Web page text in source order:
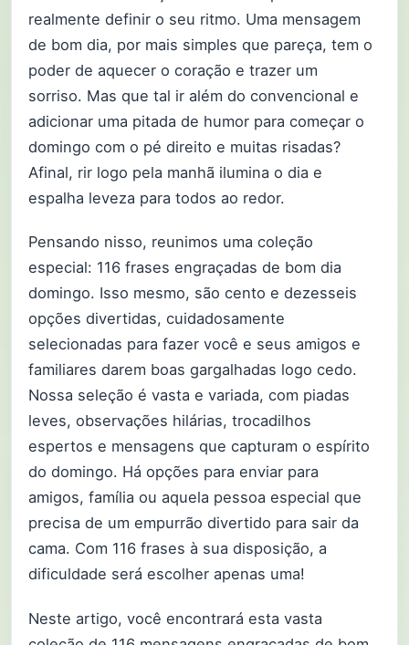
realmente definir o seu ritmo. Uma mensagem
de bom dia, por mais simples que pareça, tem o
poder de aquecer o coração e trazer um
sorriso. Mas que tal ir além do convencional e
adicionar uma pitada de humor para começar o
domingo com o pé direito e muitas risadas?
Afinal, rir logo pela manhã ilumina o dia e
espalha leveza para todos ao redor.
Pensando nisso, reunimos uma coleção
especial: 116 frases engraçadas de bom dia
domingo. Isso mesmo, são cento e dezesseis
opções divertidas, cuidadosamente
selecionadas para fazer você e seus amigos e
familiares darem boas gargalhadas logo cedo.
Nossa seleção é vasta e variada, com piadas
leves, observações hilárias, trocadilhos
espertos e mensagens que capturam o espírito
do domingo. Há opções para enviar para
amigos, família ou aquela pessoa especial que
precisa de um empurrão divertido para sair da
cama. Com 116 frases à sua disposição, a
dificuldade será escolher apenas uma!
Neste artigo, você encontrará esta vasta